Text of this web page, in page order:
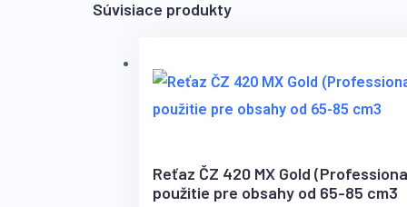
Súvisiace produkty
Reťaz ČZ 420 MX Gold
použitie pre obsahy od 65-85 cm3